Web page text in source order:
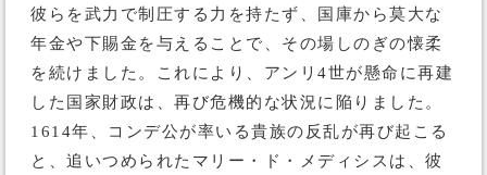
彼らを武力で制圧する力を持たず、国庫から莫大な
年金や下賜金を与えることで、その場しのぎの懐柔
を続けました。これにより、アンリ4世が懸命に再建
した国家財政は、再び危機的な状況に陥りました。
1614年、コンデ公が率いる貴族の反乱が再び起こる
と、追いつめられたマリー・ド・メディシスは、彼